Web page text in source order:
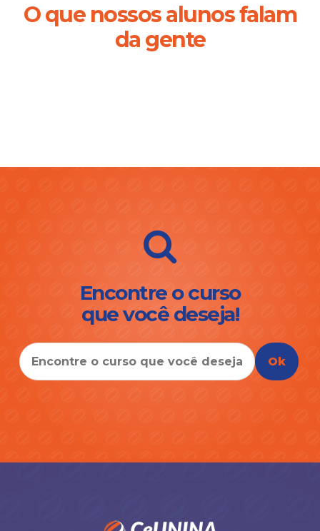
O que nossos alunos falam
da gente
Encontre o curso
que você deseja!
Ok